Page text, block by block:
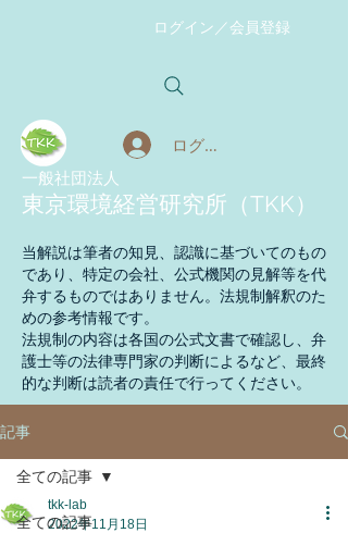
ログイン／会員登録
ログイン
​一般社団法人
東京環境経営研究所（TKK）
当解説は筆者の知見、認識に基づいてのもの
であり、特定の会社、公式機関の見解等を代
弁するものではありません。法規制解釈のた
めの参考情報です。
法規制の内容は各国の公式文書で確認し、弁
護士等の法律専門家の判断によるなど、最終
的な判断は読者の責任で行ってください。
記事
全ての記事
全ての記事
tkk-lab
2022年11月18日